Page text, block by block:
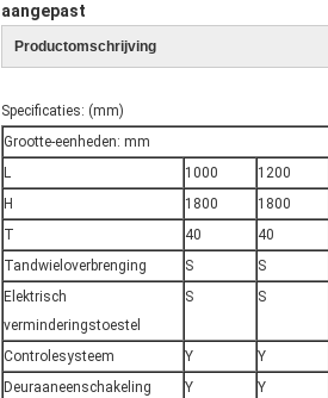
aangepast
Productomschrijving
Specificaties: (mm)
Grootte-eenheden: mm
L
1000 1200
H
1800 1800
T
40 40
Tandwieloverbrenging
S S
Elektrisch
verminderingstoestel
S S
Controlesysteem Y Y
Deuraaneenschakeling
Y Y